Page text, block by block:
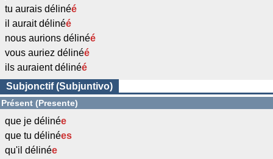
tu aurais délinéé
il aurait délinéé
nous aurions délinéé
vous auriez délinéé
ils auraient délinéé
Subjonctif (Subjuntivo)
Présent (Presente)
que je délinée
que tu délinées
qu'il délinée